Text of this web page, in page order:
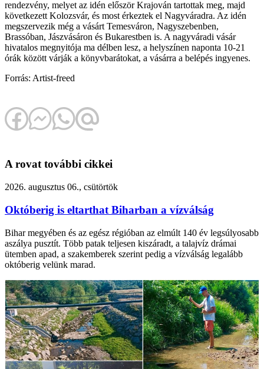
rendezvény, melyet az idén először Krajován tartottak meg, majd
következett Kolozsvár, és most érkeztek el Nagyváradra. Az idén
megszervezik még a vásárt Temesváron, Nagyszebenben,
Brassóban, Jászvásáron és Bukarestben is. A nagyváradi vásár
hivatalos megnyitója ma délben lesz, a helyszínen naponta 10-21
órák között várják a könyvbarátokat, a vásárra a belépés ingyenes.
Forrás: Artist-freed
A rovat további cikkei
2026. augusztus 06., csütörtök
Októberig is eltarthat Biharban a vízválság
Bihar megyében és az egész régióban az elmúlt 140 év legsúlyosabb
aszálya pusztít. Több patak teljesen kiszáradt, a talajvíz drámai
ütemben apad, a szakemberek szerint pedig a vízválság legalább
októberig velünk marad.